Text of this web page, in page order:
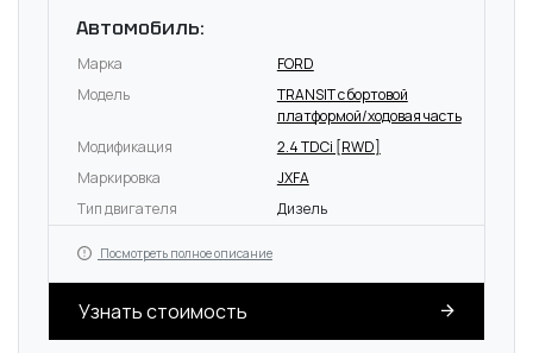
Автомобиль:
Марка
FORD
Модель
TRANSIT c бортовой
платформой/ходовая часть
Модификация
2.4 TDCi [RWD]
Маркировка
JXFA
Тип двигателя
Дизель
Посмотреть полное описание
Узнать стоимость